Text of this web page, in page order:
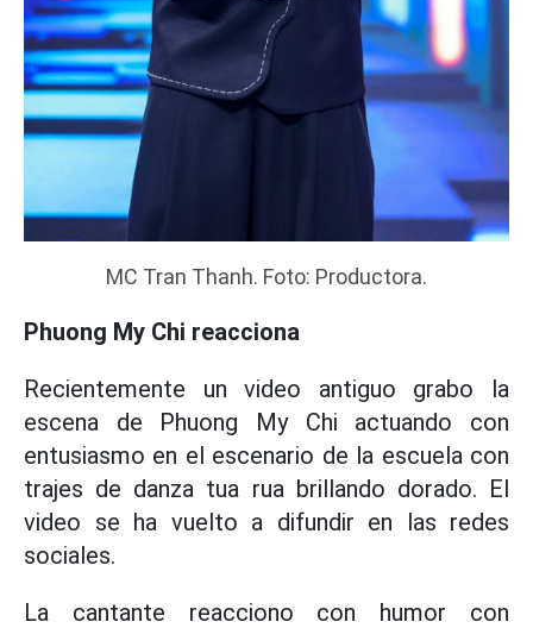
MC Tran Thanh. Foto: Productora.
Phuong My Chi reacciona
Recientemente un video antiguo grabo la
escena de Phuong My Chi actuando con
entusiasmo en el escenario de la escuela con
trajes de danza tua rua brillando dorado. El
video se ha vuelto a difundir en las redes
sociales.
La cantante reacciono con humor con